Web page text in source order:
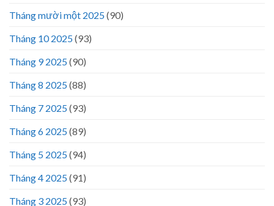
Tháng mười một 2025(90)
Tháng 10 2025(93)
Tháng 9 2025(90)
Tháng 8 2025(88)
Tháng 7 2025(93)
Tháng 6 2025(89)
Tháng 5 2025(94)
Tháng 4 2025(91)
Tháng 3 2025(93)